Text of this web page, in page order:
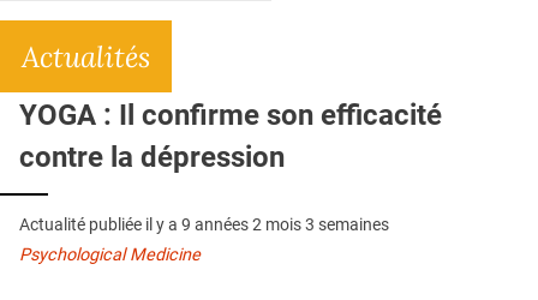
L'APP
QUI SOMMES-NOUS ?
PUBLICITÉ
CONDITIONS GÉNÉRALES
CONTACT
Actualités
YOGA : Il confirme son efficacité
contre la dépression
Actualité publiée il y a 9 années 2 mois 3 semaines
Psychological Medicine